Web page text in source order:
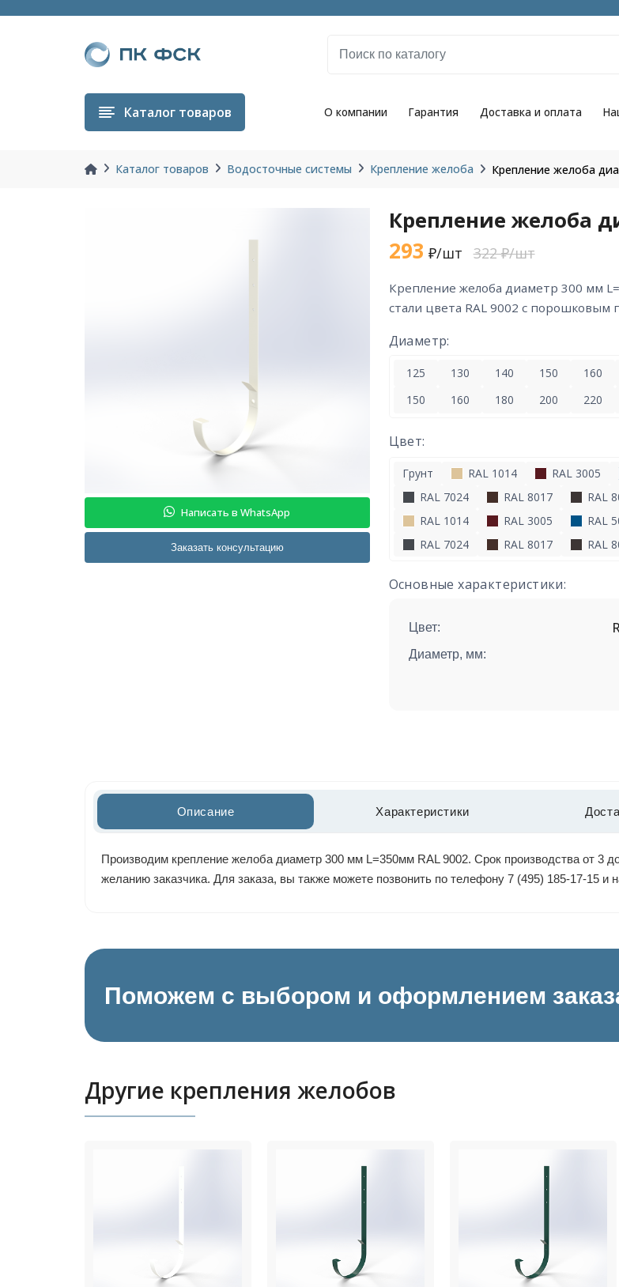
Каталог товаров О компании Гарантия Доставка и оплата
Каталог товаров Водосточные системы Крепление желоба Крепление желоба
Написать в WhatsApp
Заказать консультацию
Крепление желоба
293 ₽/шт 322 ₽/шт
крепление желоба диаметр 300 мм L=350мм RAL 9002 из горячекатаной
стали цвета RAL 9002 с
Диаметр:
125 130 140 150 160
150
160 180 200 220
Цвет:
Грунт RAL 1014 RAL 3005
RAL 7024
RAL 8017 RAL
RAL 1014
RAL 3005 RAL
RAL 7024
RAL 8017 RAL
Основные характеристики:
Цвет:
Диаметр, мм:
Описание Характеристики
Производим крепление желоба диаметр 300 мм L=350мм RAL 9002. Срок производства от 3
желанию заказчика. Для заказа, вы также можете позвонить по телефону 7 (495) 185-17-15
Поможем с выбором и оформлением
Другие крепления желобов